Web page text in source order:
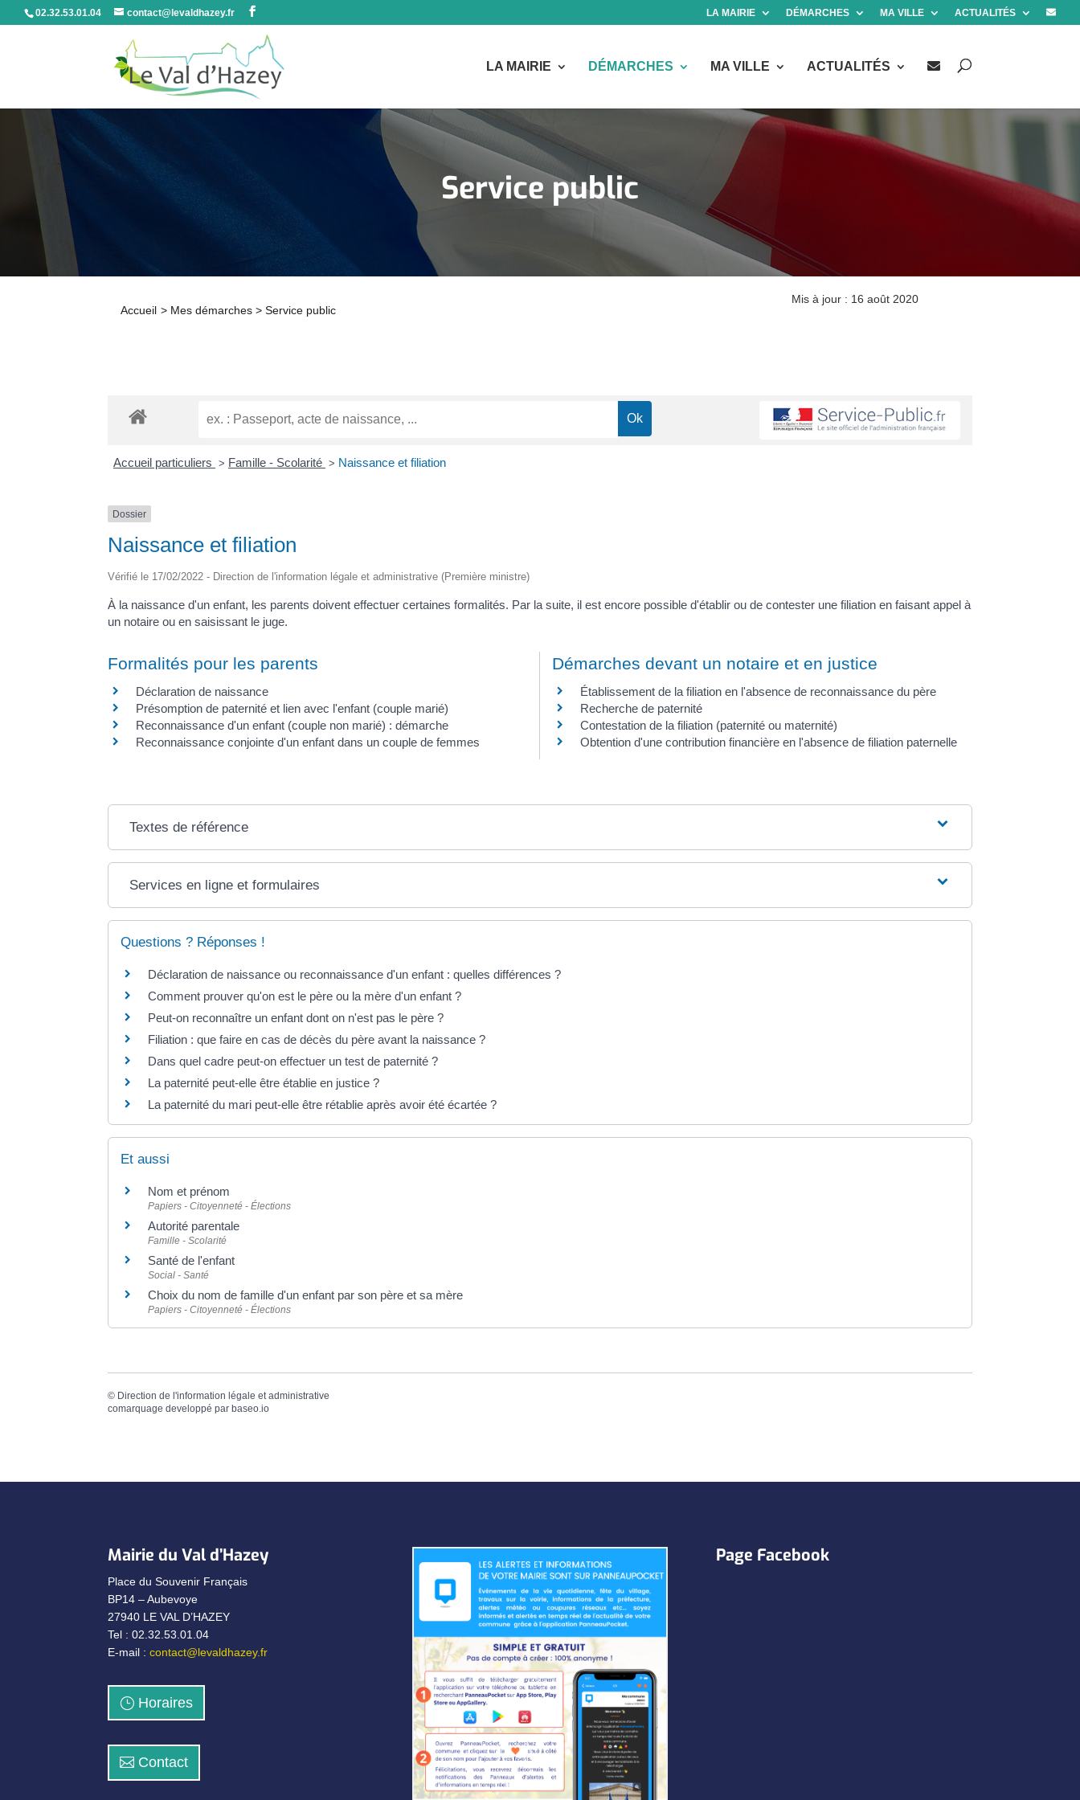
02.32.53.01.04 contact@levaldhazey.fr LA MAIRIE DÉMARCHES MA VILLE ACTUALITÉS
LA MAIRIE DÉMARCHES MA VILLE ACTUALITÉS
Service public
Accueil > Mes démarches > Service public
Mis à jour : 16 août 2020
Accueil particuliers > Famille - Scolarité > Naissance et filiation
Dossier
Naissance et filiation
Vérifié le 17/02/2022 - Direction de l'information légale et administrative (Première ministre)
À la naissance d'un enfant, les parents doivent effectuer certaines formalités. Par la suite, il est encore possible d'établir ou de contester une filiation en faisant appel à
un notaire ou en saisissant le juge.
Formalités pour les parents
Déclaration de naissance
Présomption de paternité et lien avec l'enfant (couple marié)
Reconnaissance d'un enfant (couple non marié) : démarche
Reconnaissance conjointe d'un enfant dans un couple de femmes
Démarches devant un notaire et en justice
Établissement de la filiation en l'absence de reconnaissance du père
Recherche de paternité
Contestation de la filiation (paternité ou maternité)
Obtention d'une contribution financière en l'absence de filiation paternelle
Textes de référence
Services en ligne et formulaires
Questions ? Réponses !
Déclaration de naissance ou reconnaissance d'un enfant : quelles différences ?
Comment prouver qu'on est le père ou la mère d'un enfant ?
Peut-on reconnaître un enfant dont on n'est pas le père ?
Filiation : que faire en cas de décès du père avant la naissance ?
Dans quel cadre peut-on effectuer un test de paternité ?
La paternité peut-elle être établie en justice ?
La paternité du mari peut-elle être rétablie après avoir été écartée ?
Et aussi
Nom et prénom
Papiers - Citoyenneté - Élections
Autorité parentale
Famille - Scolarité
Santé de l'enfant
Social - Santé
Choix du nom de famille d'un enfant par son père et sa mère
Papiers - Citoyenneté - Élections
© Direction de l'information légale et administrative
comarquage developpé par baseo.io
Mairie du Val d’Hazey
Place du Souvenir Français
BP14 – Aubevoye
27940 LE VAL D’HAZEY
Tel : 02.32.53.01.04
E-mail :contact@levaldhazey.fr
Horaires
Contact
Page Facebook